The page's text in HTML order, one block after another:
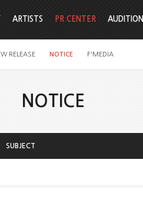
ARTISTS PR CENTER
RELEASE NOTICE F'MEDIA
AUDITION
NOTICE
SUBJECT